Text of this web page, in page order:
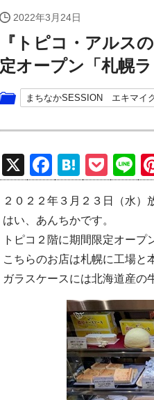
2022年3月24日
『トピコ・アルス
定オープン「札幌ラ
まちなかSESSION エキマイ
X
F
a
c
e
b
o
H
at
e
n
a
P
o
ck
et
Li
n
e
２０２２年３月２３日（水）
はい、あんちかです。
トピコ２階に期間限定オープ
こちらのお店は札幌に工場と
ガラスケースには北海道産の